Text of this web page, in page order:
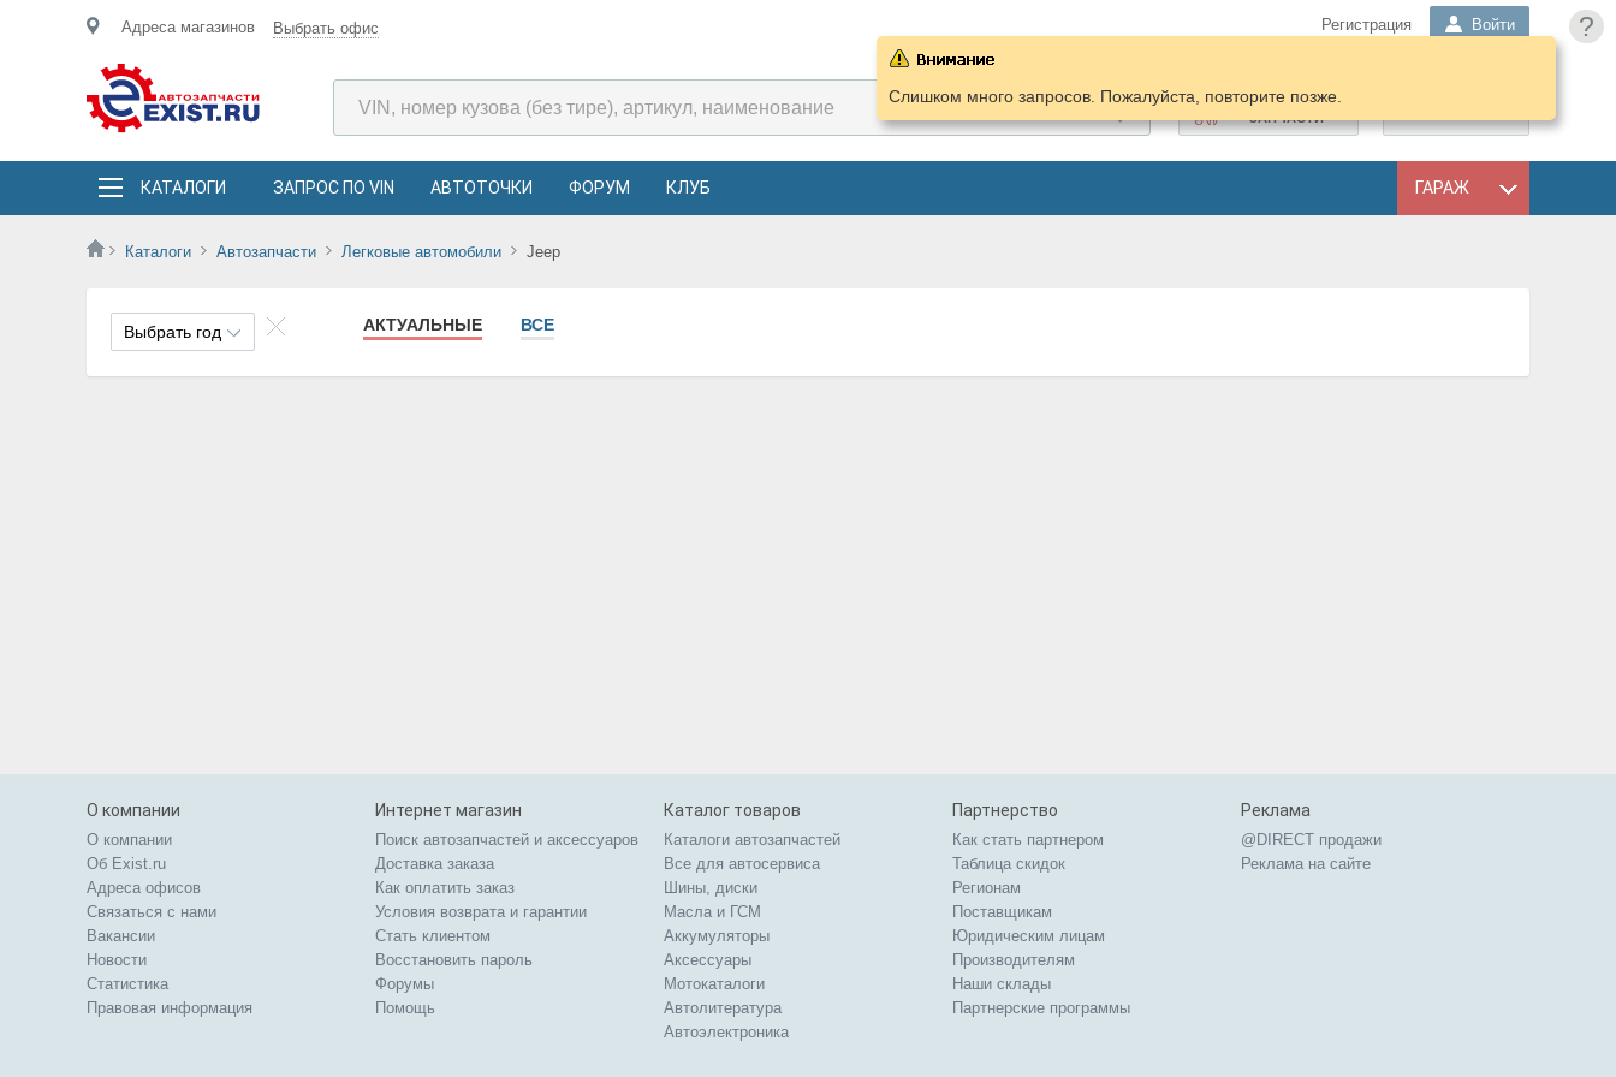
?
Адреса магазинов Выбрать офис Регистрация Войти
ПОДОБРАТЬ
ЗАПЧАСТИ
КАТАЛОГИ ЗАПРОС ПО VIN АВТОТОЧКИ ФОРУМ КЛУБ ГАРАЖ
Каталоги Автозапчасти Легковые автомобили Jeep
Слишком много запросов. Пожалуйста, повторите позже.
Выбрать год АКТУАЛЬНЫЕ ВСЕ
О компании
О компании
Об Exist.ru
Адреса офисов
Связаться с нами
Вакансии
Новости
Статистика
Правовая информация
Интернет магазин
Поиск автозапчастей и аксессуаров
Доставка заказа
Как оплатить заказ
Условия возврата и гарантии
Стать клиентом
Восстановить пароль
Форумы
Помощь
Каталог товаров
Каталоги автозапчастей
Все для автосервиса
Шины, диски
Масла и ГСМ
Аккумуляторы
Аксессуары
Мотокаталоги
Автолитература
Автоэлектроника
Партнерство
Как стать партнером
Таблица скидок
Регионам
Поставщикам
Юридическим лицам
Производителям
Наши склады
Партнерские программы
Реклама
@DIRECT продажи
Реклама на сайте